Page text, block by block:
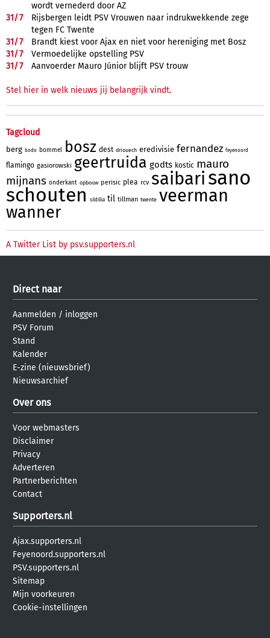
wordt vernederd door AZ
31/7
Rijsbergen leidt PSV Vrouwen naar indrukwekkende zege
tegen FC Twente
31/7
Brandt kiest voor Ajax en niet voor hereniging met Bosz
31/7
Vermoedelijke opstelling PSV
31/7 Aanvoerder Mauro Júnior blijft PSV trouw
Stel hier in welk nieuws jij belangrijk vindt.
Tagcloud
berg bodo bommel bosz dest driouech eredivisie fernandez feyenoord
flamingo gasiorowski geertruida godts kostic mauro
mijnans onderkant opbouw perisic plea rcv saibari sano
schouten sildillia til tillman twente veerman
wanner
A Twitter List by psv.supporters.nl
Direct naar
Aanmelden / inloggen
PSV Forum
Stand
Kalender
E-zine (nieuwsbrief)
Nieuwsarchief
Over ons
Voor webmasters
Disclaimer
Privacy
Adverteren
Partnerberichten
Contact
Supporters.nl
Ajax.supporters.nl
Feyenoord.supporters.nl
PSV.supporters.nl
Sitemap
Mijn voorkeuren
Cookie-instellingen